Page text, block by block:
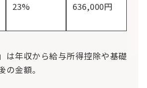
23% 636,000円
は年収から給与所得控除や基礎
金額。